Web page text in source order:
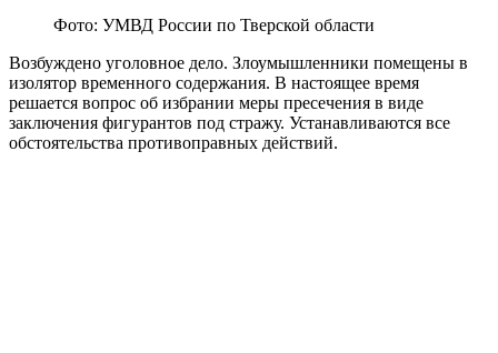
Фото: УМВД России по Тверской области
Возбуждено уголовное дело. Злоумышленники помещены в
изолятор временного содержания. В настоящее время
решается вопрос об избрании меры пресечения в виде
заключения фигурантов под стражу. Устанавливаются все
обстоятельства противоправных действий.